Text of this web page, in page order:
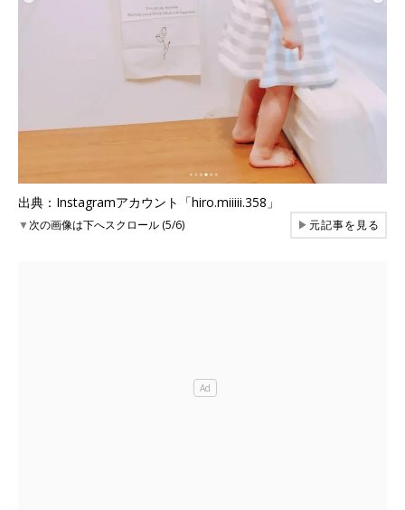
出典：Instagramアカウント「hiro.miiiii.358」
▼次の画像は下へスクロール (5/6) ▶元記事を見る